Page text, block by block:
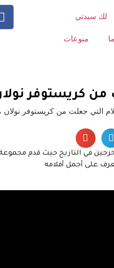
لك سيدتي
منوعات
كريستوفر
في التاريخ حيث قدم مجموعة